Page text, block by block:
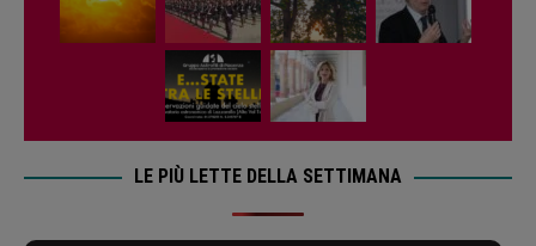
LE PIÙ LETTE DELLA SETTIMANA